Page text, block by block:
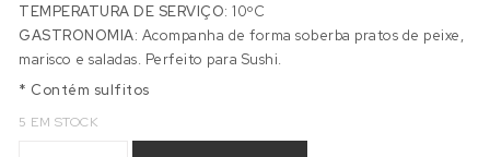
TEMPERATURA DE SERVIÇO: 10ºC
GASTRONOMIA: Acompanha de forma soberba pratos de peixe,
marisco e saladas. Perfeito para Sushi.
* Contém sulfitos
5 EM STOCK